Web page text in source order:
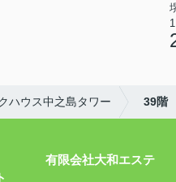
ハウス中之島タワー 39階
限会社大和エステ